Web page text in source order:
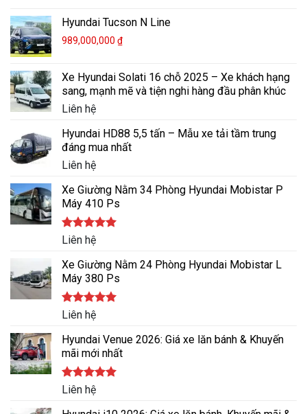
Hyundai Tucson N Line
989,000,000 ₫
Xe Hyundai Solati 16 chỗ 2025 – Xe khách hạng
sang, mạnh mẽ và tiện nghi hàng đầu phân khúc
Liên hệ
Hyundai HD88 5,5 tấn – Mẫu xe tải tầm trung
đáng mua nhất
Liên hệ
Xe Giường Nằm 34 Phòng Hyundai Mobistar P
Máy 410 Ps
Được xếp
5.00
5 sao
Liên hệ
Xe Giường Nằm 24 Phòng Hyundai Mobistar L
Máy 380 Ps
Được xếp
5.00
5 sao
Liên hệ
Hyundai Venue 2026: Giá xe lăn bánh & Khuyến
mãi mới nhất
Được xếp
5.00
5 sao
Liên hệ